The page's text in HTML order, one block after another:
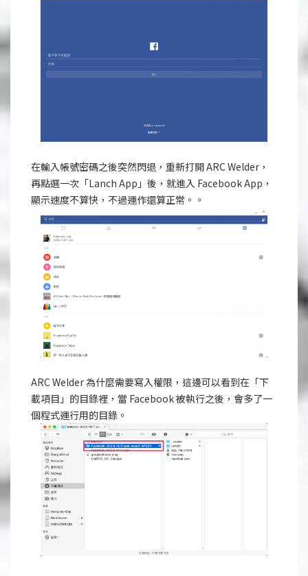
在輸入帳號密碼之後突然閃退，重新打開 ARC Welder，
再點選一次「Lanch App」後，就進入 Facebook App，
顯示速度不算快，不過運作還算正常。。
ARC Welder 為什麼需要寫入權限，這邊可以看到在「下
載項目」的目錄裡，當 Facebook 被執行之後，會多了一
個程式運行用的目錄。